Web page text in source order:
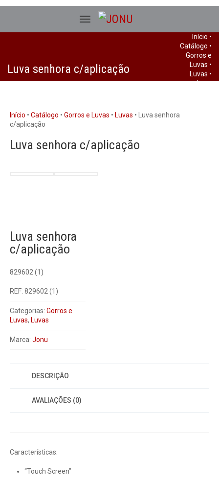
Luva senhora c/aplicação
Início •
Catálogo •
Gorros e
Luvas •
Luvas •
Luva
Início • Catálogo • Gorros e Luvas • Luvas • Luva senhora
c/aplicação
Luva senhora c/aplicação
Luva senhora
c/aplicação
829602 (1)
REF: 829602 (1)
Categorias: Gorros e
Luvas, Luvas
Marca: Jonu
DESCRIÇÃO
AVALIAÇÕES (0)
Características:
“Touch Screen”